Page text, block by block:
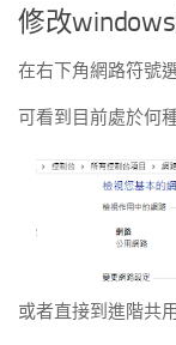
修改
在右下角網路符號
可看到目前處於何
或者直接到進階共